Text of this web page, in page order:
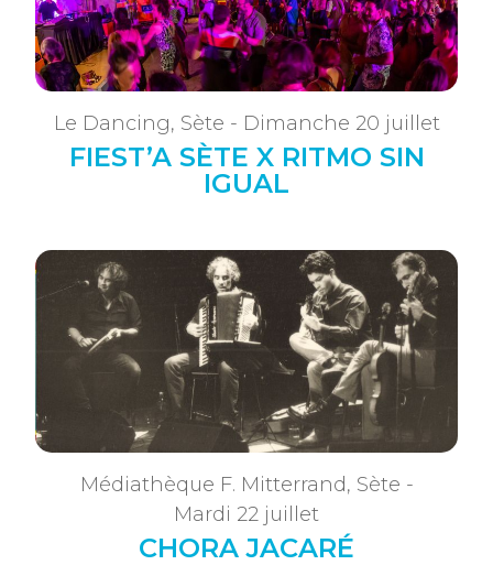
Le Dancing, Sète - Dimanche 20 juillet
FIEST’A SÈTE X RITMO SIN
IGUAL
Médiathèque F. Mitterrand, Sète -
Mardi 22 juillet
CHORA JACARÉ